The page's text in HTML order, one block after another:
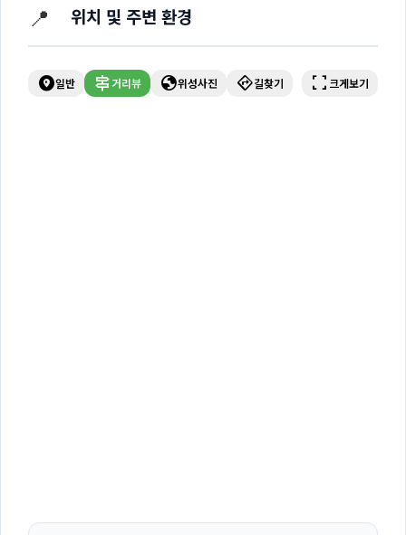
📍 위치 및 주변 환경
explore_nearby일반 signpost거리뷰 globe위성사진 directions길찾기 fullscreen 크게보기